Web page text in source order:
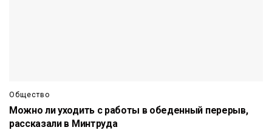
Общество
Можно ли уходить с работы в обеденный перерыв,
рассказали в Минтруда